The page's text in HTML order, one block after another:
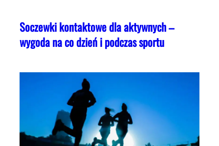
Soczewki kontaktowe dla aktywnych –
wygoda na co dzień i podczas sportu